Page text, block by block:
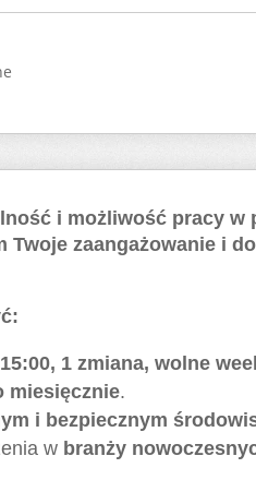
i możliwość pracy w
zaangażowanie i
1 zmiana, wolne
miesięcznie.
i bezpiecznym
w branży